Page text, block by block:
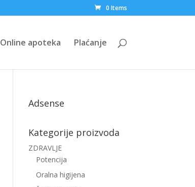
0 Items
Online apoteka Plaćanje
Adsense
Kategorije proizvoda
ZDRAVLJE
Potencija
Oralna higijena